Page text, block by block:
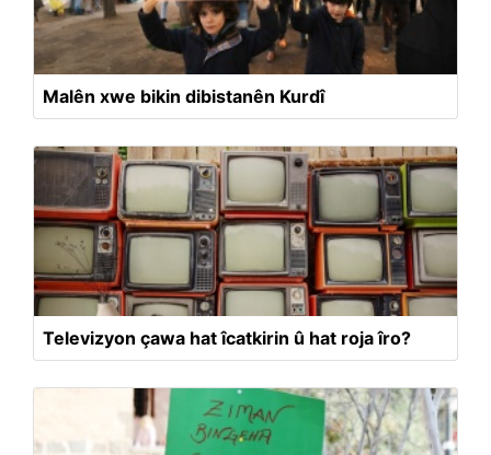
Malên xwe bikin dibistanên Kurdî
Televizyon çawa hat îcatkirin û hat roja îro?